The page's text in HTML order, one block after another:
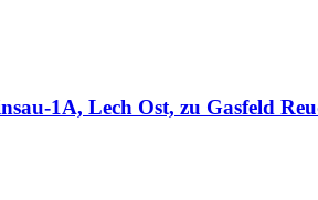
1A, Lech Ost, zu Gasfeld